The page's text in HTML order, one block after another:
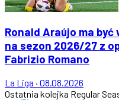
Ronald Araújo ma
na sezon 2026/27 z
Fabrizio Romano
La Liga · 08.08.2026
Ostatnia kolejka Regular